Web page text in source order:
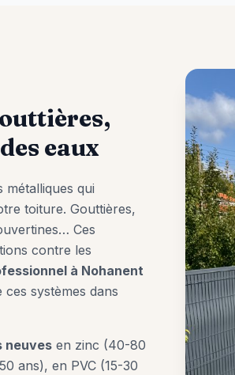
eaux
métalliques qui
toiture. Gouttières,
Ces
contre les
à Nohanent
systèmes dans
neuves en zinc (40-80
ans), en PVC (15-30